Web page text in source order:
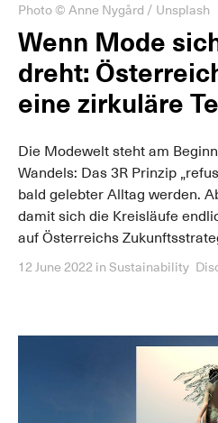
Photo © Anne Nygård / Unsplash
Wenn Mode
dreht:
eine zirkuläre
Die Modewelt steht am
Wandels: Das 3R Prinzip
bald gelebter Alltag werden.
damit sich die Kreisläufe
auf Österreichs
12 June 2022 in Sustainability